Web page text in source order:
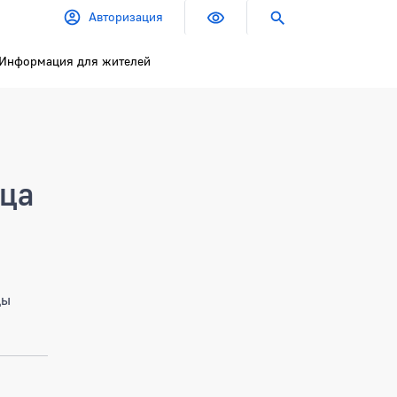
Авторизация
Информация для жителей